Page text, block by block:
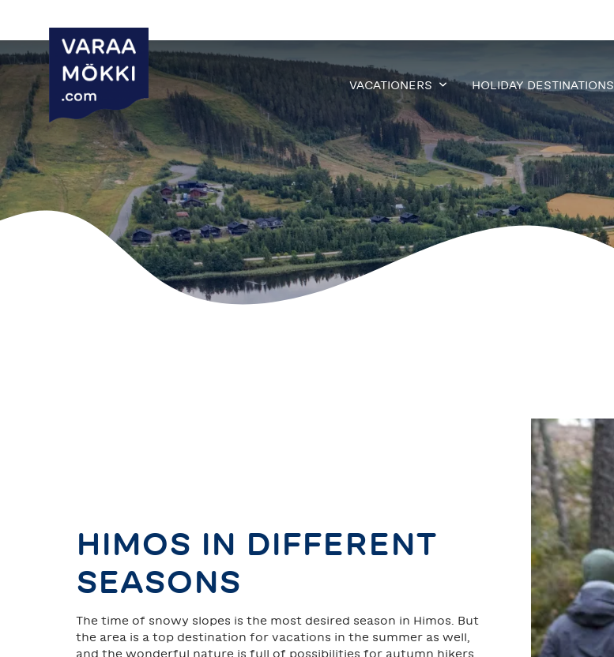
VACATIONERS HOLIDAY DESTINATIONS
HIMOS IN DIFFERENT
SEASONS
The time of snowy slopes is the most desired season in Himos. But
the area is a top destination for vacations in the summer as well,
and the wonderful nature is full of possibilities for autumn hikers